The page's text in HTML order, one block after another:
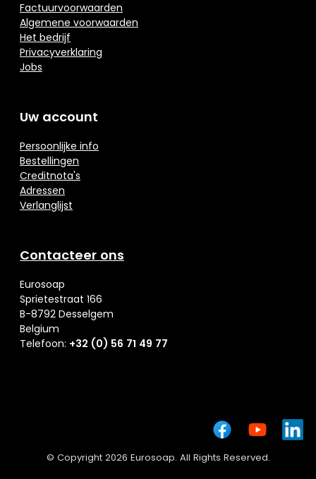
Factuurvoorwaarden
Algemene voorwaarden
Het bedrijf
Privacyverklaring
Jobs
Uw account
Persoonlijke info
Bestellingen
Creditnota's
Adressen
Verlanglijst
Contacteer ons
Eurosoap
Sprietestraat 166
B-8792 Desselgem
Belgium
Telefoon: +32 (0) 56 71 49 77
© Copyright 2026 Eurosoap. All Rights Reserved.